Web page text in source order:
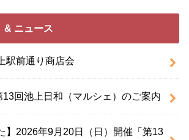
& ニュース
駅前通り商店会
回池上日和（マルシェ）のご案内
】2026年9月20日（日）開催「第13